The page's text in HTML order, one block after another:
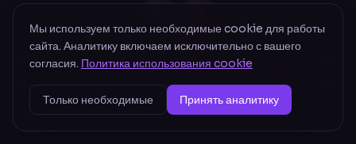
PostTrack — независимый продукт. Не аффилирован с Meta Platforms, Inc.,
TikTok Pte. Ltd. и Google LLC и не одобрен ими. Facebook, Meta,
Instagram и TikTok — товарные знаки соответствующих правообладателей.
Мы используем только необходимые cookie для работы
сайта. Аналитику включаем исключительно с вашего
согласия. Политика использования cookie
Только необходимые Принять аналитику